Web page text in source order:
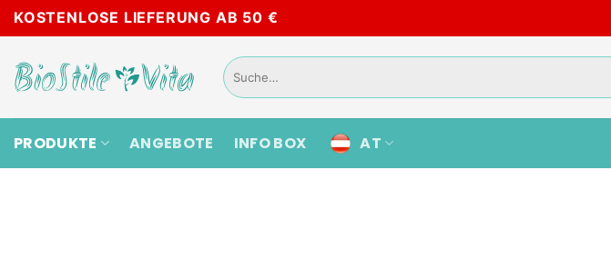
Skip
to
KOSTENLOSE LIEFERUNG AB 50 €
Suche
nach:
PRODUKTE ANGEBOTE INFO BOX AT